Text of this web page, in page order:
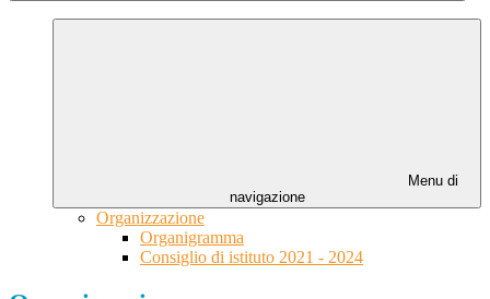
Menu di
navigazione
Organizzazione
Organigramma
Consiglio di istituto 2021 - 2024